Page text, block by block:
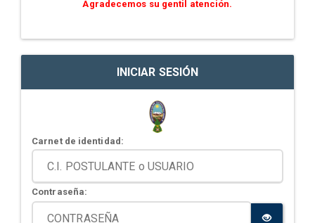
Agradecemos su gentil atención.
INICIAR SESIÓN
Carnet de identidad:
Contraseña: